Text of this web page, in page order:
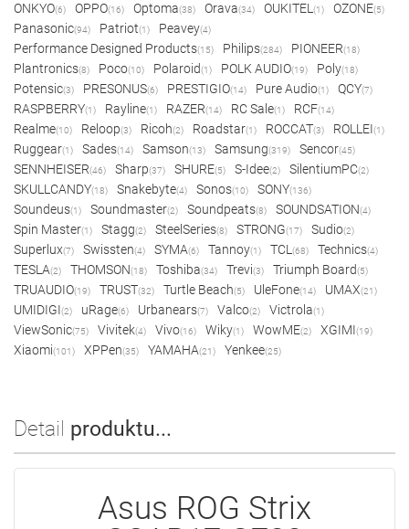
ONKYO(6) OPPO(16) Optoma(38) Orava(34) OUKITEL (1) OZONE(5)
Panasonic(94) Patriot(1) Peavey(4)
Performance Designed Products(15) Philips(284) PIONEER(18)
Plantronics(8) Poco(10) Polaroid(1) POLK AUDIO(19) Poly(18)
Potensic(3) PRESONUS(6) PRESTIGIO(14) Pure Audio(1) QCY(7)
RASPBERRY(1) Rayline(1) RAZER(14) RC Sale(1) RCF(14)
Realme(10) Reloop(3) Ricoh(2) Roadstar(1) ROCCAT(3) ROLLEI(1)
Ruggear(1) Sades(14) Samson(13) Samsung(319) Sencor(45)
SENNHEISER(46) Sharp(37) SHURE(5) S-Idee(2) SilentiumPC(2)
SKULLCANDY(18) Snakebyte(4) Sonos(10) SONY(136)
Soundeus(1) Soundmaster(2) Soundpeats(8) SOUNDSATION(4)
Spin Master(1) Stagg(2) SteelSeries(8) STRONG(17) Sudio(2)
Superlux(7) Swissten(4) SYMA(6) Tannoy(1) TCL (68) Technics(4)
TESLA(2) THOMSON(18) Toshiba(34) Trevi(3) Triumph Board(5)
TRUAUDIO(19) TRUST(32) Turtle Beach(5) UleFone(14) UMAX(21)
UMIDIGI(2) uRage(6) Urbanears(7) Valco(2) Victrola(1)
ViewSonic(75) Vivitek(4) Vivo(16) Wiky(1) WowME(2) XGIMI(19)
Xiaomi(101) XPPen(35) YAMAHA(21) Yenkee(25)
Detail produktu...
Asus ROG Strix